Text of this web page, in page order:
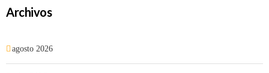
Archivos
agosto 2026